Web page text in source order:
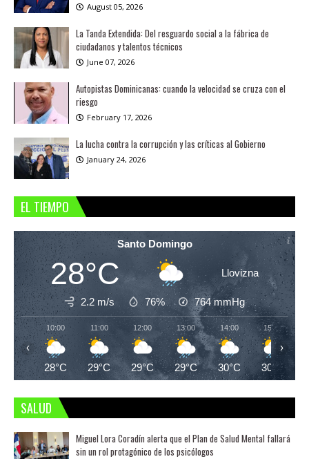
August 05, 2026
La Tanda Extendida: Del resguardo social a la fábrica de
ciudadanos y talentos técnicos
June 07, 2026
Autopistas Dominicanas: cuando la velocidad se cruza con el
riesgo
February 17, 2026
La lucha contra la corrupción y las críticas al Gobierno
January 24, 2026
EL TIEMPO
Santo Domingo
28°C Llovizna
2.2 m/s 76% 764mmHg
10:00
28°C
11:00
29°C
12:00
29°C
13:00
29°C
14:00
30°C
15:00
30°C
‹ ›
SALUD
Miguel Lora Coradín alerta que el Plan de Salud Mental fallará
sin un rol protagónico de los psicólogos